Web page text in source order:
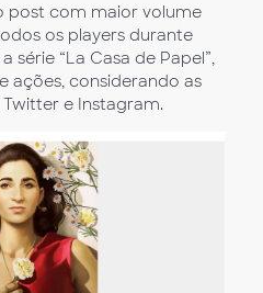
post com maior volume
os players durante
série “La Casa de Papel”,
ações, considerando as
e Instagram.